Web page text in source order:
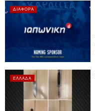
ΔΙΆΦΟΡΑ
ΕΛΛΆΔΑ